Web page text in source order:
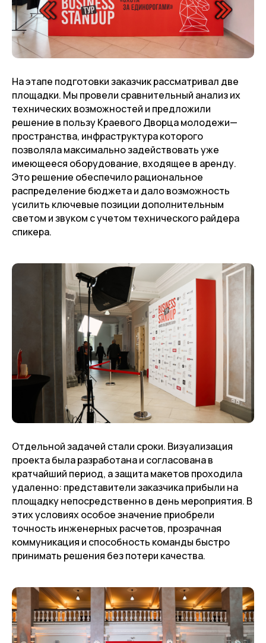
На этапе подготовки заказчик рассматривал две
площадки. Мы провели сравнительный анализ их
технических возможностей и предложили
решение в пользу Краевого Дворца молодежи—
пространства, инфраструктура которого
позволяла максимально задействовать уже
имеющееся оборудование, входящее в аренду.
Это решение обеспечило рациональное
распределение бюджета и дало возможность
усилить ключевые позиции дополнительным
светом и звуком с учетом технического райдера
спикера.
Отдельной задачей стали сроки. Визуализация
проекта была разработана и согласована в
кратчайший период, а защита макетов проходила
удаленно: представители заказчика прибыли на
площадку непосредственно в день мероприятия. В
этих условиях особое значение приобрели
точность инженерных расчетов, прозрачная
коммуникация и способность команды быстро
принимать решения без потери качества.